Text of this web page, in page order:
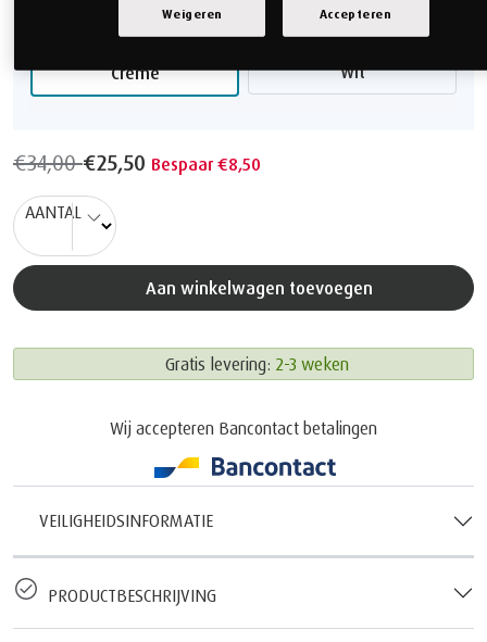
Crème Wit
€34,00€25,50 Bespaar €8,50
AANTAL
Aan winkelwagen toevoegen
Gratis levering: 2-3 weken
Wij accepteren Bancontact betalingen
VEILIGHEIDSINFORMATIE
PRODUCTBESCHRIJVING
Weigeren Accepteren